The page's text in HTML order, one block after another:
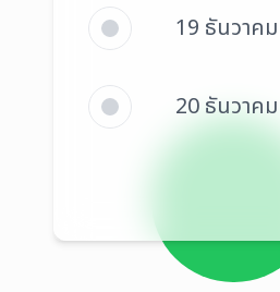
19 ธันวาค
20 ธันวาค